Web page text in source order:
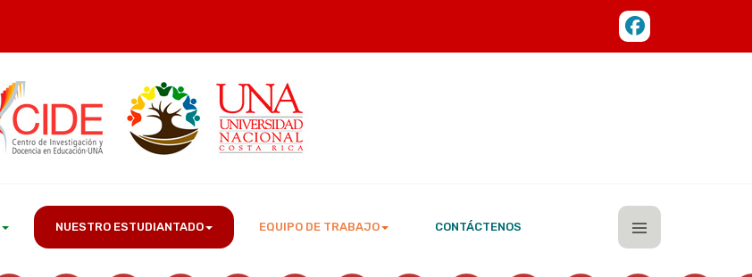
NUESTRO ESTUDIANTADO EQUIPO DE TRABAJO CONTÁCTENOS